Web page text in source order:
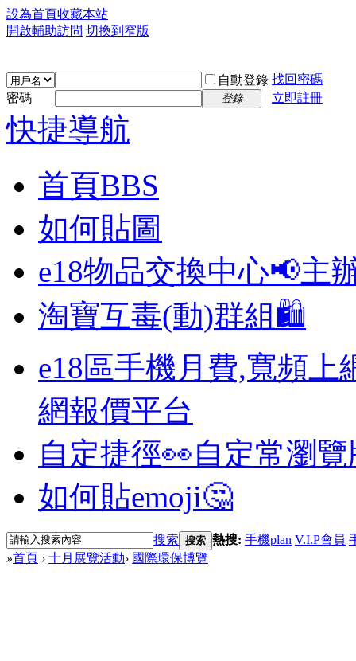
設為首頁收藏本站
開啟輔助訪問 切換到窄版
自動登錄 找回密碼
密碼
登錄 立即註冊
快捷導航
首頁BBS
如何貼圖
e18物品交換中心📢主
淘寶互毒(動)群組🛍️
e18區手機月費,寬頻上
網報價平台
自定捷徑👀自定常瀏
如何貼emoji🤔
搜索 搜索 熱搜: 手機plan V.I.P會員
»首頁 › 十月展覽活動› 國際環保博覽